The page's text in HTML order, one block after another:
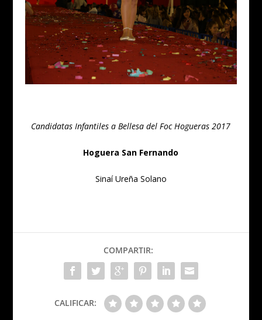
Candidatas Infantiles a Bellesa del Foc Hogueras 2017
Hoguera San Fernando
Sinaí Ureña Solano
COMPARTIR:
CALIFICAR: